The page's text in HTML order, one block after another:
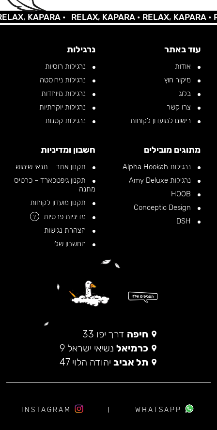
KAPARA • RELAX, KAPARA •RELAX, KAPARA •
עוד באתר
אודות
מיקור חוץ
בלוג
צרו קשר
רישום למועדון לקוחות
נרגילות
נרגילות רוסיות
נרגילות נירוסטה
נרגילות מיוחדות
נרגילות יוקרתיות
נרגילות קטנות
מתוגים מובילים
נרגילות Alpha Hookah
נרגילות Amy Deluxe
חשבון ומדיניות
תקנון אתר – תנאי שימוש
תקנון גיפטכארד – כרטיס
מתנה
תקנון מועדון לקוחות
מדיניות פרטיות
?
הצהרת נגישות
החשבון שלי
חיפה דרך יפו 33
כרמיאל נשיאי ישראל 9
תל אביב יהודה הלוי 47
WHATSAPP
INSTAGRAM